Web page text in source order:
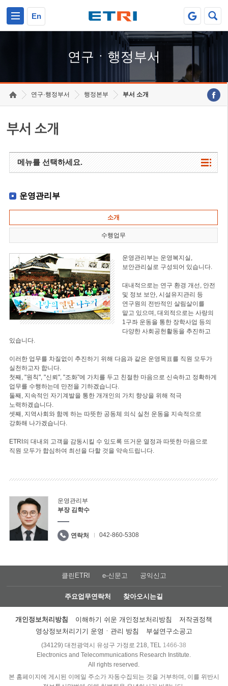
En
연구ㆍ행정부서
연구·행정부서 행정본부 부서 소개
부서 소개
메뉴를 선택하세요.
운영관리부
소개
수행업무
운영관리부는 운영복지실,
보안관리실로 구성되어 있습니다.
대내적으로는 연구 환경 개선, 안전
및 정보 보안, 시설유지관리 등
연구원의 전반적인 살림살이를
맡고 있으며, 대외적으로는 사랑의
1구좌 운동을 통한 장학사업 등의
다양한 사회공헌활동을 추진하고
있습니다.
이러한 업무를 차질없이 추진하기 위해 다음과 같은 운영목표를 직원 모두가
실천하고자 합니다.
첫째, "원칙", "신뢰", "조화"에 가치를 두고 친절한 마음으로 신속하고 정확하게
업무를 수행하는데 만전을 기하겠습니다.
둘째, 지속적인 자기계발을 통한 개개인의 가치 향상을 위해 적극
노력하겠습니다.
셋째, 지역사회와 함께 하는 따뜻한 공동체 의식 실천 운동을 지속적으로
강화해 나가겠습니다.
ETRI의 대내외 고객을 감동시킬 수 있도록 뜨거운 열정과 따뜻한 마음으로
직원 모두가 합심하여 최선을 다할 것을 약속드립니다.
운영관리부
부장 김학수
연락처 042-860-5308
클린ETRI e-신문고 공익신고
주요업무연락처 찾아오시는길
개인정보처리방침 이해하기 쉬운 개인정보처리방침
저작권정책
영상정보처리기기 운영ㆍ관리 방침
부설연구소공고
(34129) 대전광역시 유성구 가정로 218, TEL 1466-38
Electronics and Telecommunications Research Institute.
All rights reserved.
본 홈페이지에 게시된 이메일 주소가 자동수집되는 것을 거부하며, 이를 위반시